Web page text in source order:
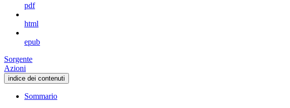
pdf
html
epub
Sorgente
Azioni
indice dei contenuti
Sommario